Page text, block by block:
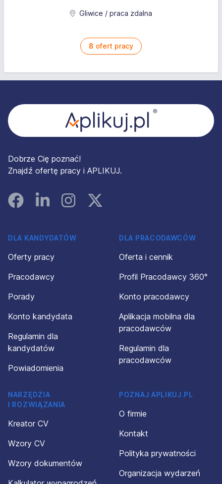
Gliwice / praca zdalna
8 ofert pracy
Dobrze Cię poznać!
Znajdź ofertę pracy i APLIKUJ.
FacebookLinked InInstagramInstagram
DLA KANDYDATÓW
Oferty pracy
Pracodawcy
Porady
Konto kandydata
Regulamin dla
kandydatów
Powiadomienia
DLA PRACODAWCÓW
Oferta i cennik
Profil Pracodawcy 360°
Konto pracodawcy
Aplikacja mobilna dla
pracodawców
Regulamin dla
pracodawców
NARZĘDZIA
I ROZWIĄZANIA
Kreator CV
Wzory CV
Wzory dokumentów
POZNAJ APLIKUJ.PL
O firmie
Kontakt
Polityka prywatności
Organizacja wydarzeń